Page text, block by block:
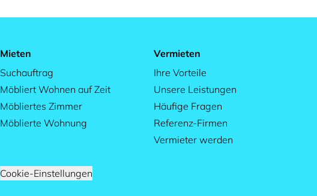
Mieten
Suchauftrag
Möbliert Wohnen auf Zeit
Möbliertes Zimmer
Möblierte Wohnung
Vermieten
Ihre Vorteile
Unsere Leistungen
Häufige Fragen
Referenz-Firmen
Vermieter werden
Cookie-Einstellungen